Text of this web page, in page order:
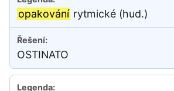
opakování rytmické (hud.)
OSTINATO